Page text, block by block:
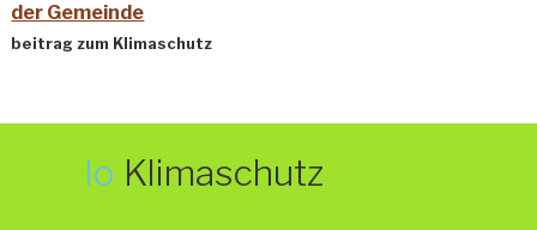
der Gemeinde
beitrag zum Klimaschutz
lo Klimaschutz